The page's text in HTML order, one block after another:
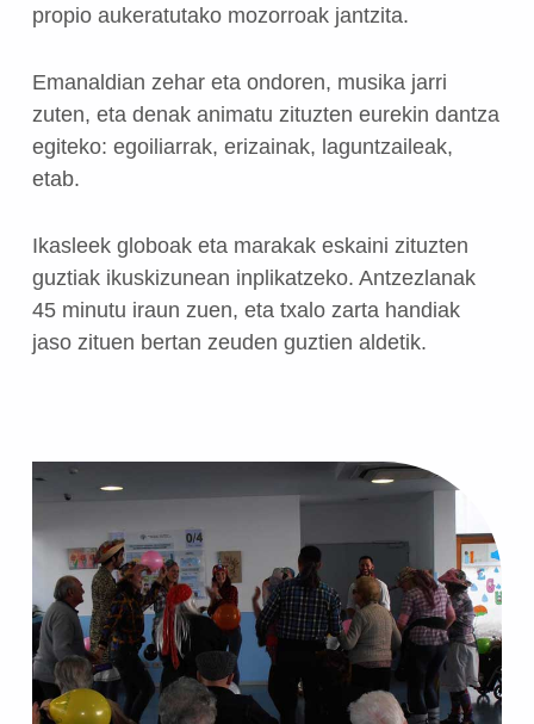
propio aukeratutako mozorroak jantzita.
Emanaldian zehar eta ondoren, musika jarri
zuten, eta denak animatu zituzten eurekin dantza
egiteko: egoiliarrak, erizainak, laguntzaileak,
etab.
Ikasleek globoak eta marakak eskaini zituzten
guztiak ikuskizunean inplikatzeko. Antzezlanak
45 minutu iraun zuen, eta txalo zarta handiak
jaso zituen bertan zeuden guztien aldetik.